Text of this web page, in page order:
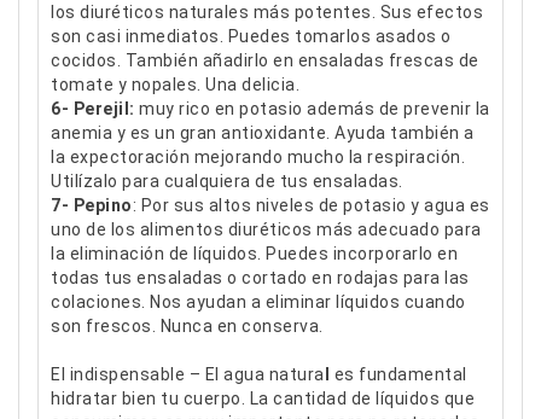
los diuréticos naturales más potentes. Sus efectos
son casi inmediatos. Puedes tomarlos asados o
cocidos. También añadirlo en ensaladas frescas de
tomate y nopales. Una delicia.
6- Perejil: muy rico en potasio además de prevenir la
anemia y es un gran antioxidante. Ayuda también a
la expectoración mejorando mucho la respiración.
Utilízalo para cualquiera de tus ensaladas.
7- Pepino: Por sus altos niveles de potasio y agua es
uno de los alimentos diuréticos más adecuado para
la eliminación de líquidos. Puedes incorporarlo en
todas tus ensaladas o cortado en rodajas para las
colaciones. Nos ayudan a eliminar líquidos cuando
son frescos. Nunca en conserva.
El indispensable – El agua natura es fundamental
hidratar bien tu cuerpo. La cantidad de líquidos que